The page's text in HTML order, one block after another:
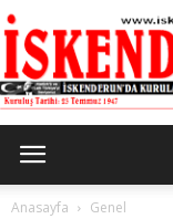
Anasayfa Genel